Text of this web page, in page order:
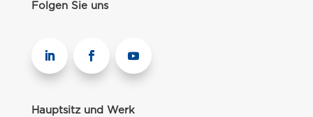
Folgen Sie uns
Hauptsitz und Werk